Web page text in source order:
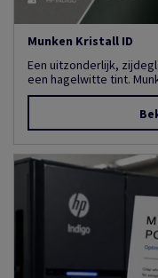
Munken Kristall ID
Een uitzonderlijk,
een hagelwitte tint.